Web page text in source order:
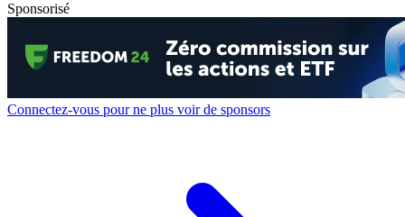
Sponsorisé
Connectez-vous pour ne plus voir de sponsors